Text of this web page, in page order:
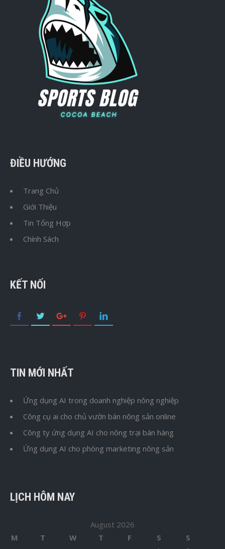
ĐIỀU HƯỚNG
Trang Chủ
Giới Thiệu
Tin Tổng Hợp
Chính Sách
KẾT NỐI
TIN MỚI NHẤT
Ứng dụng AI trong doanh nghiệp nông nghiệp
Công cụ ai cho chủ vườn bán nông sản online
Công ty ứng dụng AI cho nông trại bán hàng
Ứng dụng AI cho phòng marketing nông sản
LỊCH HÔM NAY
August 2026
M
T W T F S
S